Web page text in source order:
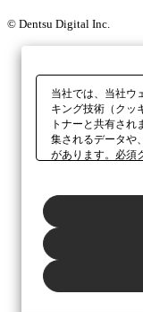
© Dentsu Digital Inc.
当社では、当社ウ
キング技術（クッ
トナーと共有さ
集されるデータや
があります。必須